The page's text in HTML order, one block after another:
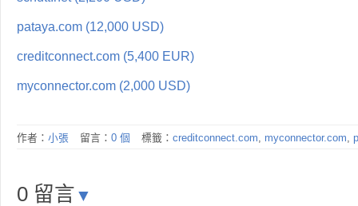
pataya.com (12,000 USD)
creditconnect.com (5,400 EUR)
myconnector.com (2,000 USD)
作者： 小張 留言： 0 個 標籤： creditconnect.com, myconnector.com,
0 留言 ▼